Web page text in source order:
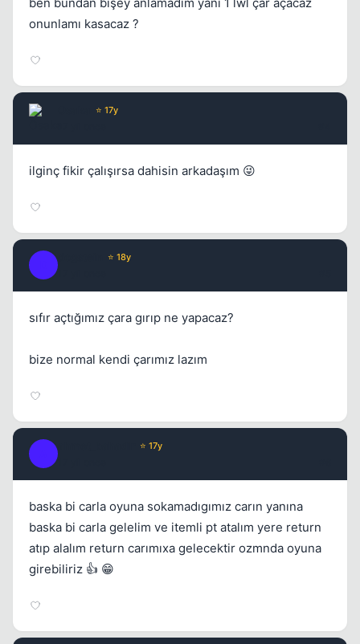
onunlamı kasacaz ?
⭐ 17y
ilginç fikir çalışırsa dahisin arkadaşım 😜
⭐ 18y
sıfır açtığımız çara gırıp ne yapacaz?
bize normal kendi çarımız lazım
⭐ 17y
baska bi carla oyuna sokamadıgımız carın yanına
baska bi carla gelelim ve itemli pt atalım yere return
atıp alalım return carımıxa gelecektir ozmnda oyuna
girebiliriz 👍 😁